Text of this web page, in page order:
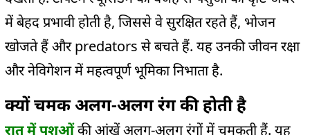
में बेहद प्रभावी होती है, जिससे वे सुरक्षित रहते हैं, भोजन
खोजते हैं औरpredators से बचते हैं. यह उनकी जीवन रक्षा
और नेविगेशन में महत्वपूर्ण भूमिका निभाता है.
क्यों चमक अलग-अलग रंग की होती है
रात में पशुओंकी आंखें अलग-अलग रंगों में चमकती हैं. यह